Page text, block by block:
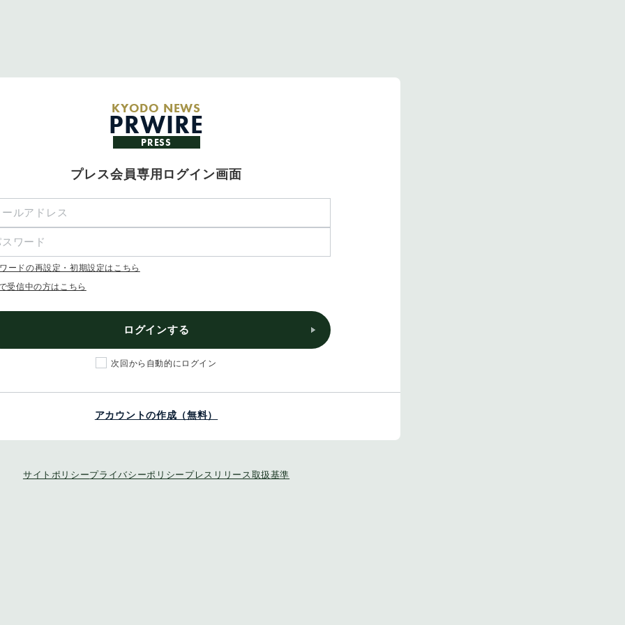
KYODO NEWS
PRWIRE
PRESS
プレス会員専用ログイン画面
ードの再設定・初期設定はこちら
受信中の方はこちら
ログインする
次回から自動的にログイン
アカウントの作成（無料）
サイトポリシープライバシーポリシー プレスリリース取扱基準